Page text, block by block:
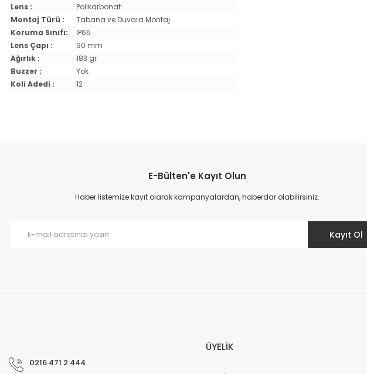
Lens :
Polikarbonat
Montaj Türü :
Tabana ve Duvara Montaj
Koruma Sınıfı:
IP65
Lens Çapı :
90 mm
Ağırlık :
183 gr
Buzzer :
Yok
Koli Adedi :
12
Ürün resmi kalitesiz, bozuk veya görüntülenemiyor.
Ürün açıklamasında eksik bilgiler bulunuyor.
E-Bülten'e Kayıt Olun
Haber listemize kayıt olarak kampanyalardan, haberdar olabilirsiniz.
Kayıt Ol
0216 471 2 444
ÜYELİK